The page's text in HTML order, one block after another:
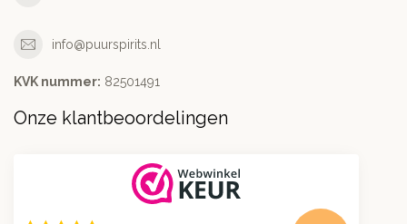
info@puurspirits.nl
KVK nummer: 82501491
Onze klantbeoordelingen